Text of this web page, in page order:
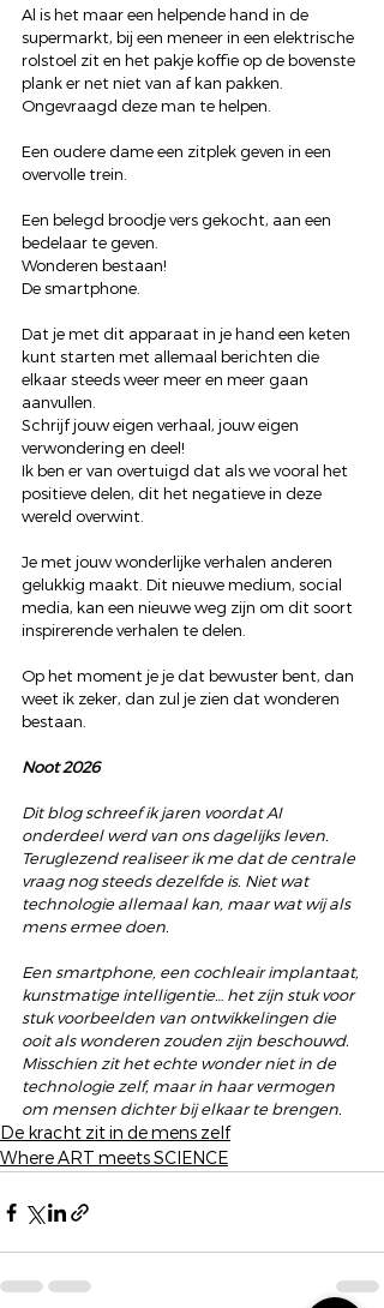
Al is het maar een helpende hand in de
supermarkt, bij een meneer in een elektrische
rolstoel zit en het pakje koffie op de bovenste
plank er net niet van af kan pakken.
Ongevraagd deze man te helpen.
Een oudere dame een zitplek geven in een
overvolle trein.
Een belegd broodje vers gekocht, aan een
bedelaar te geven.
Wonderen bestaan!
De smartphone.
Dat je met dit apparaat in je hand een keten
kunt starten met allemaal berichten die
elkaar steeds weer meer en meer gaan
aanvullen.
Schrijf jouw eigen verhaal, jouw eigen
verwondering en deel!
Ik ben er van overtuigd dat als we vooral het
positieve delen, dit het negatieve in deze
wereld overwint.
Je met jouw wonderlijke verhalen anderen
gelukkig maakt. Dit nieuwe medium, social
media, kan een nieuwe weg zijn om dit soort
inspirerende verhalen te delen.
Op het moment je je dat bewuster bent, dan
weet ik zeker, dan zul je zien dat wonderen
bestaan.
Noot 2026
Dit blog schreef ik jaren voordat AI
onderdeel werd van ons dagelijks leven.
Teruglezend realiseer ik me dat de centrale
vraag nog steeds dezelfde is. Niet wat
technologie allemaal kan, maar wat wij als
mens ermee doen.
Een smartphone, een cochleair implantaat,
kunstmatige intelligentie… het zijn stuk voor
stuk voorbeelden van ontwikkelingen die
ooit als wonderen zouden zijn beschouwd.
Misschien zit het echte wonder niet in de
technologie zelf, maar in haar vermogen
om mensen dichter bij elkaar te brengen.
De kracht zit in de mens zelf
Where ART meets SCIENCE